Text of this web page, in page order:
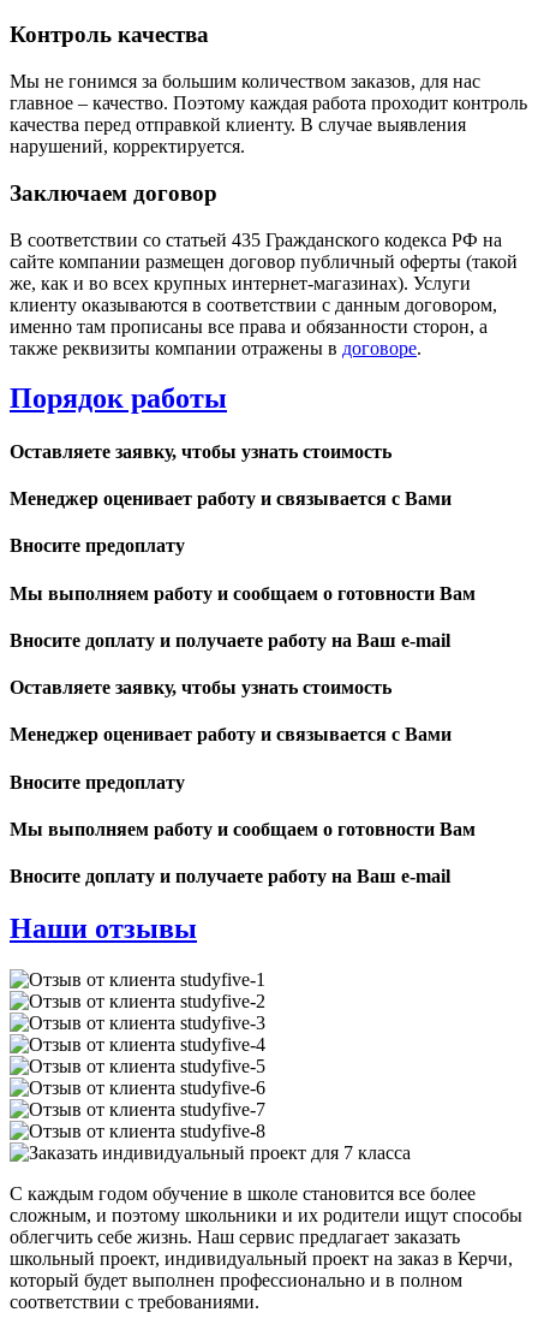
Контроль качества
Мы не гонимся за большим количеством заказов, для нас
главное – качество. Поэтому каждая работа проходит контроль
качества перед отправкой клиенту. В случае выявления
нарушений, корректируется.
Заключаем договор
В соответствии со статьей 435 Гражданского кодекса РФ на
сайте компании размещен договор публичный оферты (такой
же, как и во всех крупных интернет-магазинах). Услуги
клиенту оказываются в соответствии с данным договором,
именно там прописаны все права и обязанности сторон, а
также реквизиты компании отражены в договоре.
Порядок работы
Оставляете заявку, чтобы узнать стоимость
Менеджер оценивает работу и связывается с Вами
Вносите предоплату
Мы выполняем работу и сообщаем о готовности Вам
Вносите доплату и получаете работу на Ваш e-mail
Оставляете заявку, чтобы узнать стоимость
Менеджер оценивает работу и связывается с Вами
Вносите предоплату
Мы выполняем работу и сообщаем о готовности Вам
Вносите доплату и получаете работу на Ваш e-mail
Наши отзывы
С каждым годом обучение в школе становится все более
сложным, и поэтому школьники и их родители ищут способы
облегчить себе жизнь. Наш сервис предлагает заказать
школьный проект, индивидуальный проект на заказ в Керчи,
который будет выполнен профессионально и в полном
соответствии с требованиями.